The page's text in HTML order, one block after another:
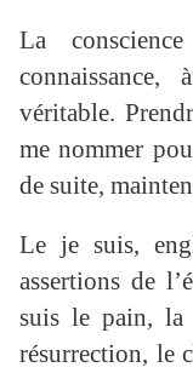
La
véritable.
me nommer
de suite,
Le je suis,
assertions de
suis le pain, la
résurrection, le